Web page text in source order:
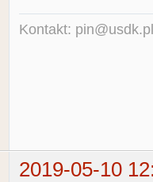
Kontakt: pin@usdk.pl
2019-05-10